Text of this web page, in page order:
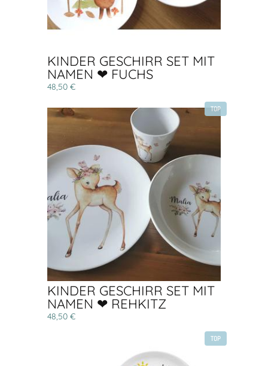
KINDER GESCHIRR SET MIT
NAMEN ❤ FUCHS
48,50 €
TOP
KINDER GESCHIRR SET MIT
NAMEN ❤ REHKITZ
48,50 €
TOP